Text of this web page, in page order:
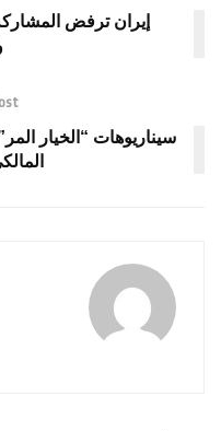
إيران ترفض
سيناريوهات “الخيار